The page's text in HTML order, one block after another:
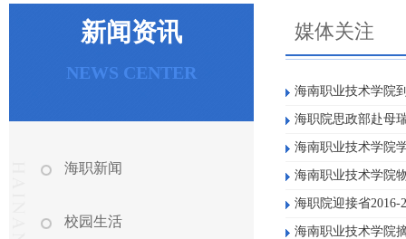
新闻资讯
NEWS CENTER
海职新闻
校园生活
媒体关注
海南职业技术学院
海职院思政部赴母
海南职业技术学院
海南职业技术学院
海职院迎接省2016-
海南职业技术学院